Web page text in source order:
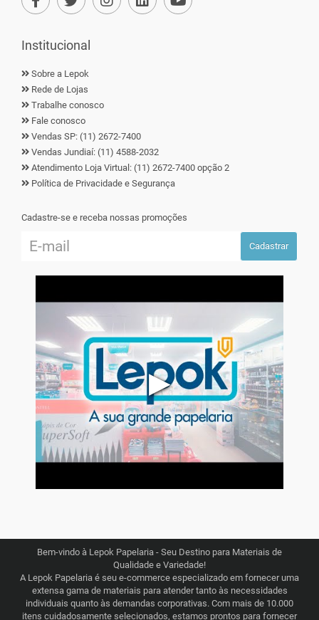
Institucional
Sobre a Lepok
Rede de Lojas
Trabalhe conosco
Fale conosco
Vendas SP: (11) 2672-7400
Vendas Jundiaí: (11) 4588-2032
Atendimento Loja Virtual: (11) 2672-7400 opção 2
Política de Privacidade e Segurança
Cadastre-se e receba nossas promoções
Cadastrar
▶
Bem-vindo à Lepok Papelaria - Seu Destino para Materiais de
Qualidade e Variedade!
A Lepok Papelaria é seu e-commerce especializado em fornecer uma
extensa gama de materiais para atender tanto às necessidades
individuais quanto às demandas corporativas. Com mais de 10.000
itens cuidadosamente selecionados, estamos prontos para fornecer